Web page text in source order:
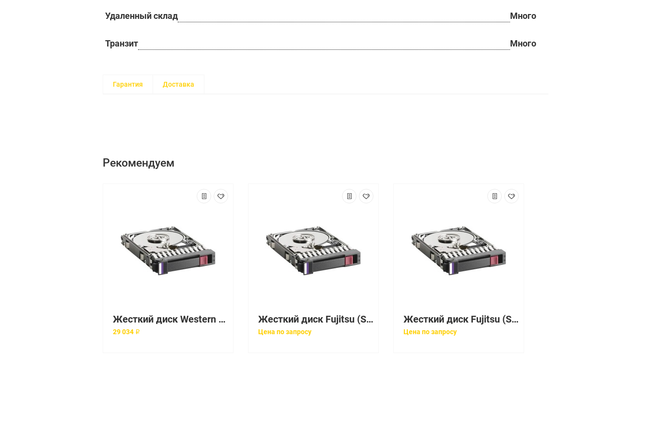
Удаленный склад Много
Транзит Много
Гарантия Доставка
Рекомендуем
Жесткий диск Western Digital My Book 8Tb U600 5400 128Mb 6G AF Helium Filled SATAIII 3,5" For My Book USB(WD80EZZX-11CSGA0)
29 034 ₽
Жесткий диск Fujitsu (Seagate) Savvio 10K.6 ST600MM0006 600Gb (U600/10000/64Mb) 6G SAS 2,5" For Eternus DX60S3(ETFDH6)
Цена по запросу
Жесткий диск Fujitsu (Seagate) Savvio 10K.6 ST600MM0006 600Gb (U600/10000/64Mb) 6G SAS 2,5" For Eternus DX60S3(FTS:ETFDH6)
Цена по запросу